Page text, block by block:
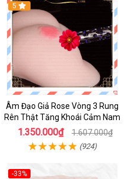
5
Âm Đạo Giả Rose Vòng 3 Rung
Rên Thật Tăng Khoái Cảm Nam
1.350.000₫ 1.607.000₫
(924)
-33%